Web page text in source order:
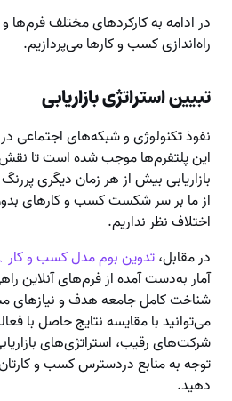
در ادامه به کارکردهای مختلف فرم‌ها
راه‌اندازی کسب و کارها می‌پردازیم.
تبیین استراتژی بازاریابی
نفوذ تکنولوژی و شبکه‌های اجتماعی در
این پلتفرم‌ها موجب شده است تا نقش
بازاریابی بیش از هر زمان دیگری
از ما بر سر شکست کسب و کارهای بدون
اختلاف نظر نداریم.
در مقابل،تدوین بوم مدل کسب و کار
آمار به‌دست آمده از فرم‌های آنلاین
شناخت کامل جامعه هدف و نیازهای
می‌توانید با مقایسه نتایج حاصل با
شرکت‌های رقیب، استراتژی‌های
توجه به منابع دردسترس کسب و
دهید.